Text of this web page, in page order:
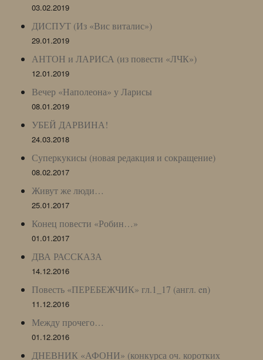
03.02.2019
ДИСПУТ (Из «Вис виталис»)
29.01.2019
АНТОН и ЛАРИСА (из повести «ЛЧК»)
12.01.2019
Вечер «Наполеона» у Ларисы
08.01.2019
УБЕЙ ДАРВИНА!
24.03.2018
Суперкукисы (новая редакция и сокращение)
08.02.2017
Живут же люди…
25.01.2017
Конец повести «Робин…»
01.01.2017
ДВА РАССКАЗА
14.12.2016
Повесть «ПЕРЕБЕЖЧИК» гл.1_17 (англ. en)
11.12.2016
Между прочего…
01.12.2016
ДНЕВНИК «АФОНИ» (конкурса оч. коротких